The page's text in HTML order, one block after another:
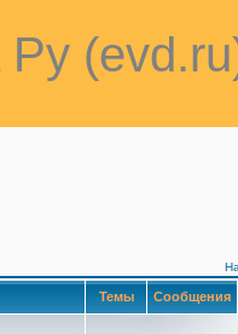
Темы Сообщения